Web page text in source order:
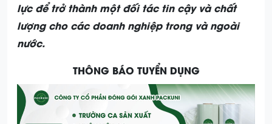
lực để trở thành một đối tác tin cậy và chất
lượng cho các doanh nghiệp trong và ngoài
nước.
THÔNG BÁO TUYỂN DỤNG